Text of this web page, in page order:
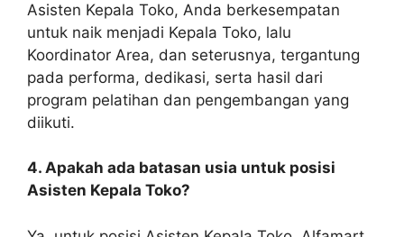
Asisten Kepala Toko, Anda berkesempatan
untuk naik menjadi Kepala Toko, lalu
Koordinator Area, dan seterusnya, tergantung
pada performa, dedikasi, serta hasil dari
program pelatihan dan pengembangan yang
diikuti.
4. Apakah ada batasan usia untuk posisi
Asisten Kepala Toko?